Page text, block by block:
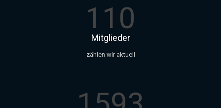
110
Mitglieder
zählen wir aktuell